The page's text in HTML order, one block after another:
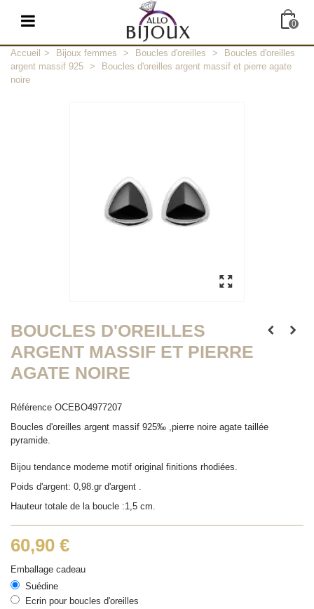
0
Accueil > Bijoux femmes > Boucles d'oreilles >
Boucles d'oreilles
argent massif 925 >
Boucles d'oreilles argent massif et pierre agate
noire
BOUCLES D'OREILLES
ARGENT MASSIF ET PIERRE
AGATE NOIRE
Référence OCEBO4977207
Boucles d'oreilles argent massif 925‰ ,pierre noire agate taillée
pyramide.
Bijou tendance moderne motif original finitions rhodiées.
Poids d'argent: 0,98.gr d'argent .
Hauteur totale de la boucle :1,5 cm.
60,90 €
Emballage cadeau
Suédine
Ecrin pour boucles d'oreilles